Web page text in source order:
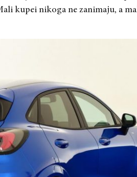
kupei nikoga ne zanimaju, a